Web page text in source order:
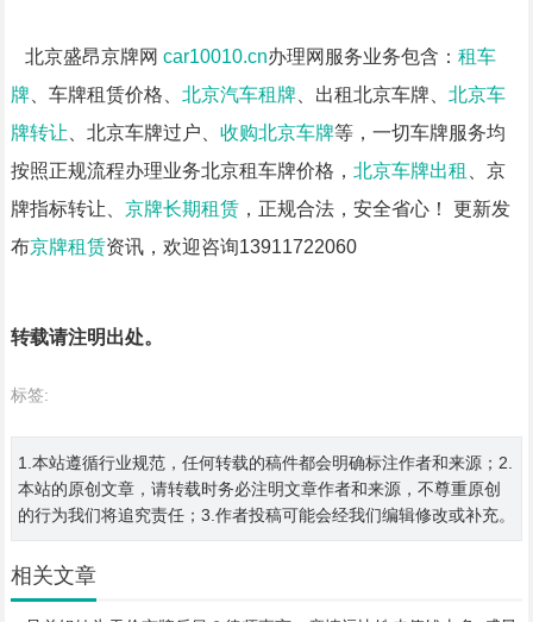
北京盛昂京牌网 car10010.cn办理网服务业务包含： 租车
牌、车牌租赁价格、 北京汽车租牌、出租北京车牌、 北京车
牌转让 、北京车牌过户、 收购北京车牌等，一切车牌服务均
按照正规流程办理业务北京租车牌价格， 北京车牌出租
、京
牌指标转让、 京牌长期租赁，正规合法，安全省心！ 更新发
布京牌租赁资讯，欢迎咨询13911722060
转载请注明出处。
标签:
1.本站遵循行业规范，任何转载的稿件都会明确标注作者和来源；2.
本站的原创文章，请转载时务必注明文章作者和来源，不尊重原创
的行为我们将追究责任；3.作者投稿可能会经我们编辑修改或补充。
相关文章